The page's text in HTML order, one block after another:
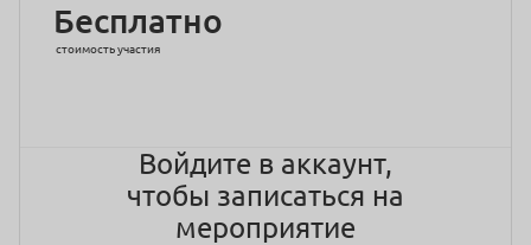
Бесплатно
стоимость участия
Войдите в аккаунт,
чтобы записаться на
мероприятие